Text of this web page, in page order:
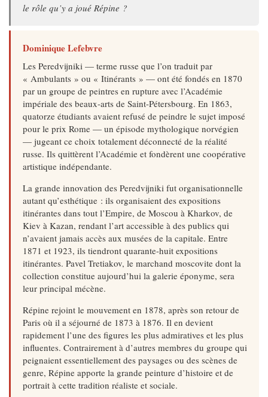
le rôle qu’y a joué Répine ?
Dominique Lefebvre
Les Peredvijniki — terme russe que l’on traduit par
« Ambulants » ou « Itinérants » — ont été fondés en 1870
par un groupe de peintres en rupture avec l’Académie
impériale des beaux-arts de Saint-Pétersbourg. En 1863,
quatorze étudiants avaient refusé de peindre le sujet imposé
pour le prix Rome — un épisode mythologique norvégien
— jugeant ce choix totalement déconnecté de la réalité
russe. Ils quittèrent l’Académie et fondèrent une coopérative
artistique indépendante.
La grande innovation des Peredvijniki fut organisationnelle
autant qu’esthétique : ils organisaient des expositions
itinérantes dans tout l’Empire, de Moscou à Kharkov, de
Kiev à Kazan, rendant l’art accessible à des publics qui
n’avaient jamais accès aux musées de la capitale. Entre
1871 et 1923, ils tiendront quarante-huit expositions
itinérantes. Pavel Tretiakov, le marchand moscovite dont la
collection constitue aujourd’hui la galerie éponyme, sera
leur principal mécène.
Répine rejoint le mouvement en 1878, après son retour de
Paris où il a séjourné de 1873 à 1876. Il en devient
rapidement l’une des figures les plus admiratives et les plus
influentes. Contrairement à d’autres membres du groupe qui
peignaient essentiellement des paysages ou des scènes de
genre, Répine apporte la grande peinture d’histoire et de
portrait à cette tradition réaliste et sociale.